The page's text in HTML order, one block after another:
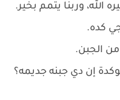
الله، وربنا يتمم بخير.
كده.
الجبن.
إن دي جبنه جديمه؟